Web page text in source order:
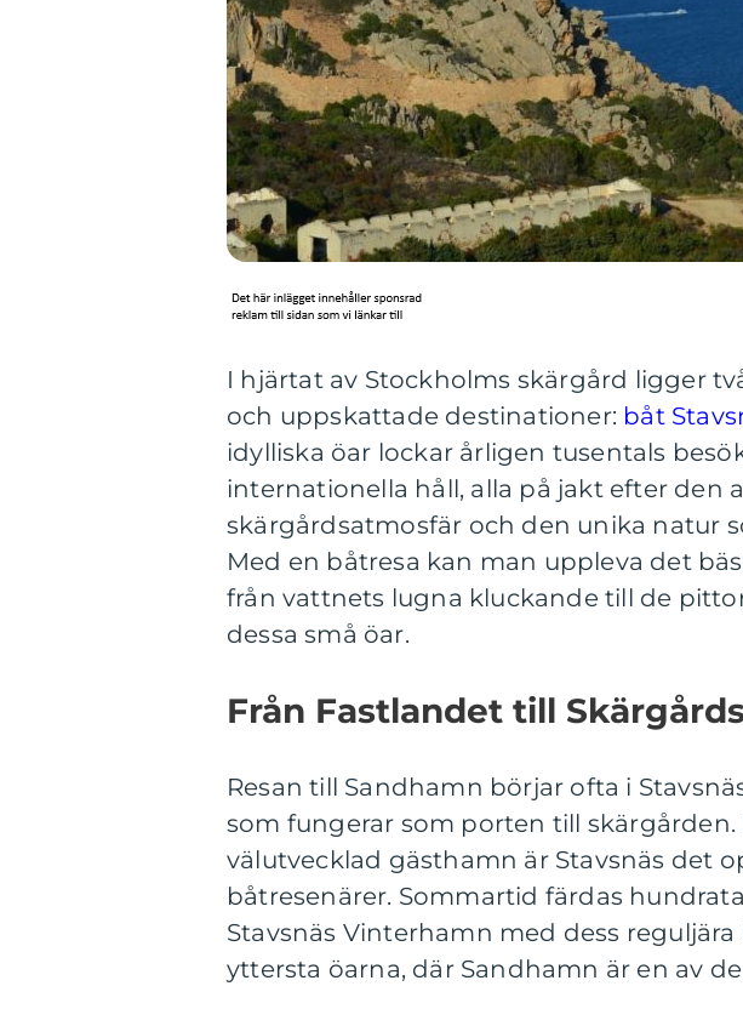
I hjärtat av Stockholms skärgård ligger
och uppskattade destinationer: båt
idylliska öar lockar årligen tusentals
internationella håll, alla på jakt efter den
skärgårdsatmosfär och den unika natur
Med en båtresa kan man uppleva det
från vattnets lugna kluckande till de
dessa små öar.
Från Fastlandet till
Resan till Sandhamn börjar ofta i
som fungerar som porten till
välutvecklad gästhamn är Stavsnäs det
båtresenärer. Sommartid färdas
Stavsnäs Vinterhamn med dess
yttersta öarna, där Sandhamn är en av